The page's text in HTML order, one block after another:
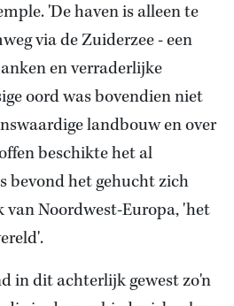
'De haven is alleen te
via de Zuiderzee - een
en verraderlijke
oord was bovendien niet
landbouw en over
beschikte het al
bevond het gehucht zich
van Noordwest-Europa, 'het
in dit achterlijk gewest zo'n